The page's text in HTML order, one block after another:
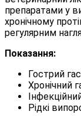
препаратами у
хронічному
регулярним
Показання:
Гострий
Хронічний
Рідкі